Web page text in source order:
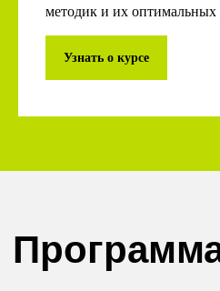
методик и их
Узнать о курсе